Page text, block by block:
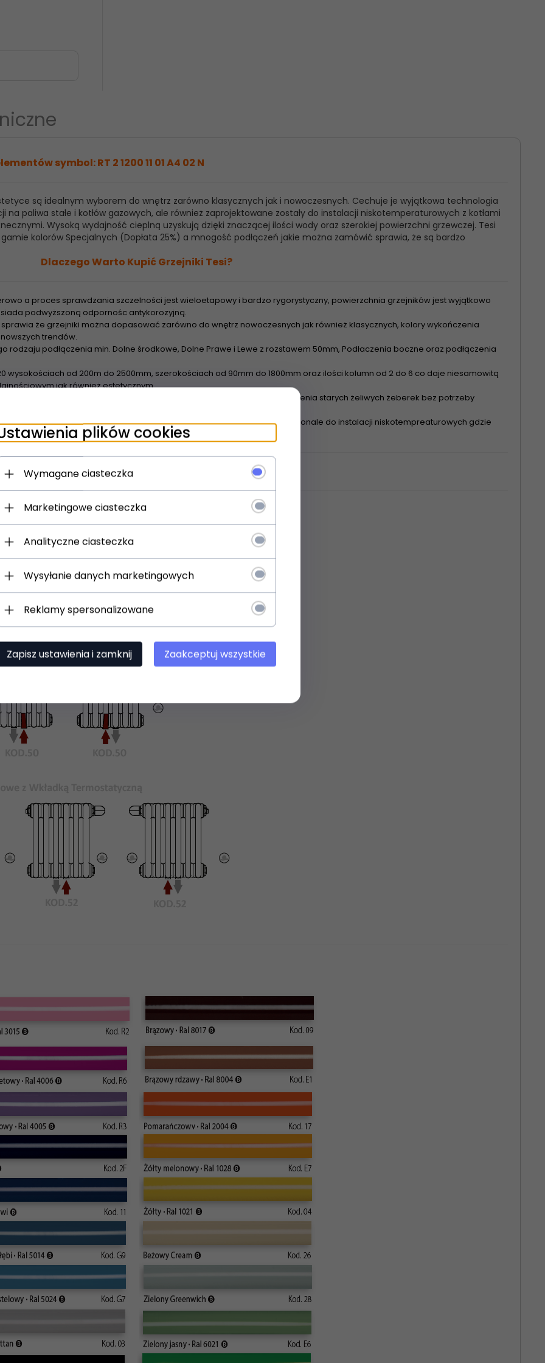
symbol: RT 2 1200 11 01 A4 02 N
są idealnym wyborem do wnętrz zarówno klasycznych jak i nowoczesnych. Cechuje je wyjątkowa technologia
na paliwa stałe i kotłów gazowych, ale również zaprojektowane zostały do instalacji niskotemperaturowych z kotłami
Wysoką wydajność cieplną uzyskują dzięki znaczącej ilości wody oraz szerokiej powierzchni grzewczej. Tesi
kolorów Specjalnych (Dopłata 25%) a mnogość podłączeń jakie można zamówić sprawia, że są bardzo
Dlaczego Warto Kupić Grzejniki Tesi?
a proces sprawdzania szczelności jest wieloetapowy i bardzo rygorystyczny, powierzchnia grzejników jest wyjątkowo
podwyższoną odpornośc antykorozyjną.
że grzejniki można dopasować zarówno do wnętrz nowoczesnych jak również klasycznych, kolory wykończenia
trendów.
podłączenia min. Dolne środkowe, Dolne Prawe i Lewe z rozstawem 50mm, Podłaczenia boczne oraz podłączenia
wysokościach od 200m do 2500mm, szerokościach od 90mm do 1800mm oraz ilości kolumn od 2 do 6 co daje niesamowitą
jak również estetycznym
grzejników z rozstawem bocznym 500m Tesi nadają się do zastąpienia starych żeliwych żeberek bez potrzeby
- Dzięki szerokiej powierzchni grzewczej grzejniki nadaja się doskonale do instalacji niskotempreaturowych gdzie
z pompami ciepła oraz kolektorami słonecznymi
plików cookies
Wymagane ciasteczka
Marketingowe ciasteczka
Analityczne ciasteczka
Wysyłanie danych marketingowych
Reklamy spersonalizowane
Zapisz ustawienia i zamknij Zaakceptuj wszystkie